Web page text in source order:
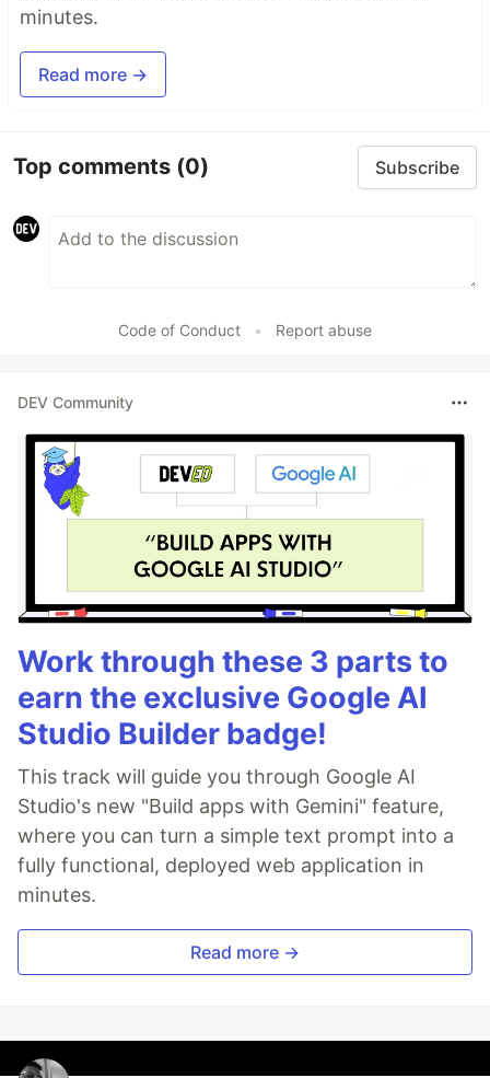
minutes.
Read more →
Top comments (0) Subscribe
Code of Conduct • Report abuse
DEV Community
Work through these 3 parts to
earn the exclusive Google AI
Studio Builder badge!
This track will guide you through Google AI
Studio's new "Build apps with Gemini" feature,
where you can turn a simple text prompt into a
fully functional, deployed web application in
minutes.
Read more →